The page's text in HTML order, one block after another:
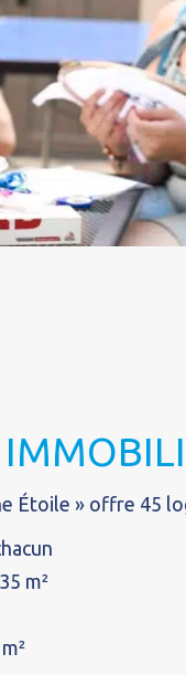
Étoile » offre 45
m²